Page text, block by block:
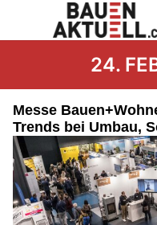
24.
Messe
Trends bei Umbau,